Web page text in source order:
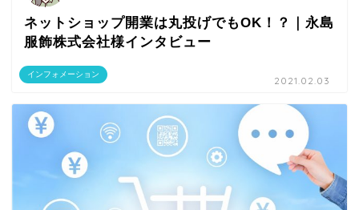
インフォメーション
ネットショップ開業は丸投げでもOK！？｜永島
服飾株式会社様インタビュー
2021.02.03